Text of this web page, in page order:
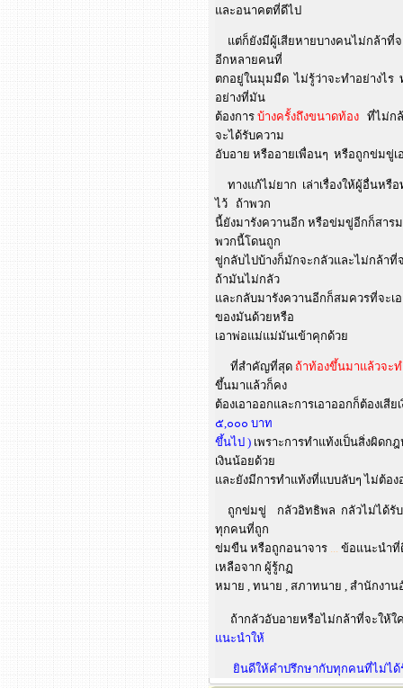
และอนาคตที่ดีไป
แต่ก็ยังมีผู้เสียหายบางคนไม่กล้าที่
อีกหลายคนที่
ตกอยู่ในมุมมืด ไม่รู้ว่าจะทำอย่างไ
อย่างที่มัน
ต้องการ บ้างครั้งถึงขนาดท้องที่ไม่กล้า
จะได้รับความ
อับอาย หรืออายเพื่อนๆ หรือถูกข่มขู่เ
ทางแก้ไม่ยาก เล่าเรื่องให้ผู้อื่นหรื
ไว้ ถ้าพวก
นี้ยังมารังควานอีก หรือข่มขู่อีกก็สารม
พวกนี้โดนถูก
ขู่กลับไปบ้างก็มักจะกลัวและไม่กล้าที่
ถ้ามันไม่กลัว
และกลับมารังควานอีกก็สมควรที่จะเ
ของมันด้วยหรือ
เอาพ่อแม่แม่มันเข้าคุกด้วย
ที่สำคัญที่สุด ถ้าท้องขึ้นมาแล้วจะท
ขึ้นมาแล้วก็คง
ต้องเอาออกและการเอาออกก็ต้องเสี
๕,๐๐๐ บาท
ขึ้นไป )เพราะการทำแท้งเป็นสิ่งผิดก
เงินน้อยด้วย
และยังมีการทำแท้งที่แบบลับๆ ไม่ต้อง
ถูกข่มขู่ กลัวอิทธิพล กลัวไม่ได้รั
ทุกคนที่ถูก
ข่มขืน หรือถูกอนาจาร ... ข้อแนะนำที่
เหลือจาก ผู้รู้กฏ
หมาย , ทนาย , สภาทนาย , สำนักงาน
ถ้ากลัวอับอายหรือไม่กล้าที่จะให้ใ
แนะนำให้
ยินดีให้คำปรึกษากับทุกคนที่ไม่ไ